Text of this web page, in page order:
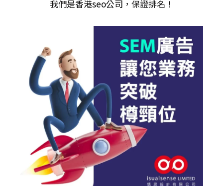
我們是香港seo公司 ，保證排名！